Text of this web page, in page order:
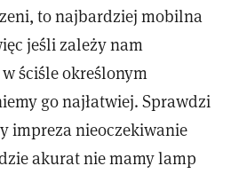
to najbardziej mobilna
jeśli zależy nam
ściśle określonym
go najłatwiej. Sprawdzi
impreza nieoczekiwanie
akurat nie mamy lamp